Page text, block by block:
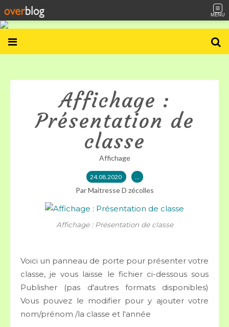
MENU
Affichage :
Présentation de
classe
Affichage
24.08.2020 …
Par Maitresse D zécolles
Affichage : Présentation de classe
Voici un panneau de porte pour présenter votre
classe, je vous laisse le fichier ci-dessous sous
Publisher (pas d'autres formats disponibles)
Vous pouvez le modifier pour y ajouter votre
nom/prénom /la classe et l'année